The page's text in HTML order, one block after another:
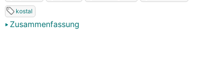
kostal
Zusammenfassung